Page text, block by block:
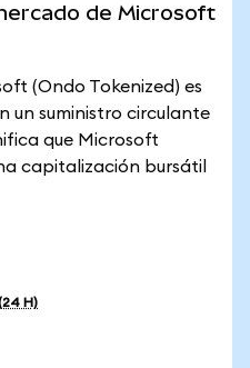
de Microsoft
(Ondo Tokenized) es
un suministro circulante
que Microsoft
capitalización bursátil
H)